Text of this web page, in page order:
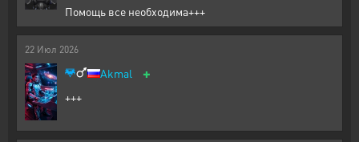
Помощь все необходима+++
22 Июл 2026
Akmal +
+++